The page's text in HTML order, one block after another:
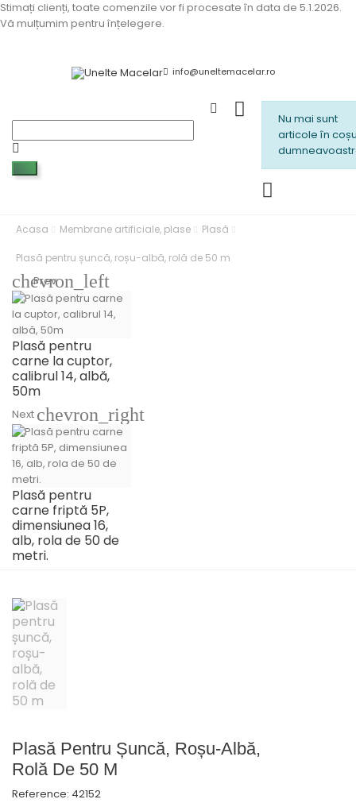
Stimați clienți, toate comenzile vor fi procesate în data de 5.1.2026.
Vă mulțumim pentru înțelegere.
info@uneltemacelar.ro
Nu mai sunt
articole în
Acasa Membrane artificiale, plase Plasă
Plasă pentru șuncă, roșu-albă, rolă de 50 m
chevron_left
Prev
Plasă pentru
carne la cuptor,
calibrul 14, albă,
50m
Next chevron_right
Plasă pentru
carne friptă 5P,
dimensiunea 16,
alb, rola de 50 de
metri.
Plasă Pentru Șuncă, Roșu-Albă,
Rolă De 50 M
Reference: 42152